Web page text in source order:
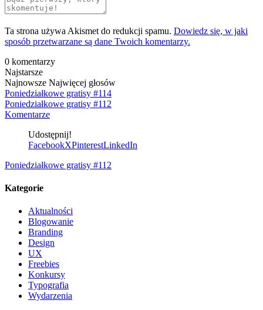
Ta strona używa Akismet do redukcji spamu. Dowiedz się, w jaki
sposób przetwarzane są dane Twoich komentarzy.
0 komentarzy
Najstarsze
Najnowsze Najwięcej głosów
Poniedziałkowe gratisy #114
Poniedziałkowe gratisy #112
Komentarze
Udostępnij!
FacebookXPinterestLinkedIn
Poniedziałkowe gratisy #112
Kategorie
Aktualności
Blogowanie
Branding
Design
UX
Freebies
Konkursy
Typografia
Wydarzenia